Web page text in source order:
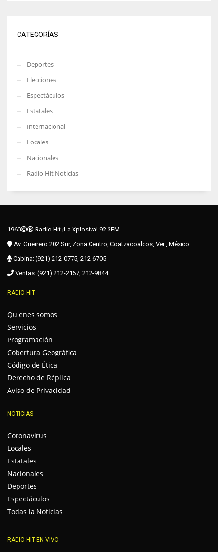
CATEGORÍAS
Deportes
Elecciones
Espectáculos
Estatales
Internacional
Locales
Nacionales
Radio Hit Noticias
1960
Radio Hit ¡La Xplosiva! 92.3FM
Av. Guerrero 202 Sur, Zona Centro, Coatzacoalcos, Ver., México
Cabina: (921) 212-0775, 212-6705
Ventas: (921) 212-2167, 212-9844
RADIO HIT
Quienes somos
Servicios
Programación
Cobertura Geográfica
Código de Ética
Derecho de Réplica
Aviso de Privacidad
NOTICIAS
Coronavirus
Locales
Estatales
Nacionales
Deportes
Espectáculos
Todas la Noticias
RADIO HIT EN VIVO